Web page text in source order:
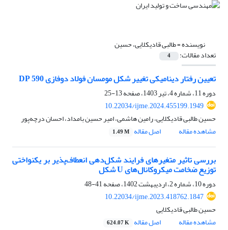
نویسنده =طالبی قادیکلایی، حسین
تعداد مقالات: 4
تعیین رفتار دینامیکی تغییر شکل مومسان فولاد دوفازی DP 590
دوره 11، شماره 4، تیر 1403، صفحه
13-25
10.22034/ijme.2024.455199.1949
حسین طالبی قادیکلایی، رامین هاشمی، امیر حسین بامداد، احسان درچه‌پور
مشاهده مقاله
اصل مقاله 1.49 M
بررسی تاثیر متغیرهای فرایند شکل‌دهی انعطاف‌پذیر بر یکنواختی
توزیع ضخامت میکروکانال‌های U شکل
دوره 10، شماره 2، اردیبهشت 1402، صفحه
41-48
10.22034/ijme.2023.418762.1847
حسین طالبی قادیکلایی
مشاهده مقاله
اصل مقاله 624.07 K